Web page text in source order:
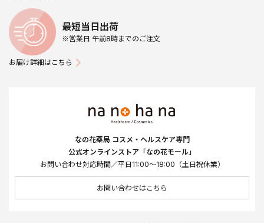
最短当日出荷
※営業日 午前8時までのご注文
お届け詳細はこちら
なの花薬局 コスメ・ヘルスケア専門
公式オンラインストア「なの花モール」
お問い合わせ対応時間／平日11:00～18:00（土日祝休業）
お問い合わせはこちら